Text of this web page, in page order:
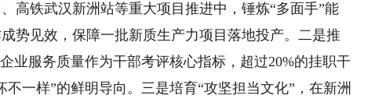
高铁武汉新洲站等重大项目推进中，锤炼“多面手”能
势见效，保障一批新质生产力项目落地投产。二是推
业服务质量作为干部考评核心指标，超过20%的挂职干
一样”的鲜明导向。三是培育“攻坚担当文化”，在新洲